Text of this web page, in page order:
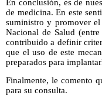
En conclusión, es de
de medicina. En este
suministro y promover
Nacional de Salud
contribuido a definir
que el uso de este
preparados para
Finalmente, le comento
para su consulta.